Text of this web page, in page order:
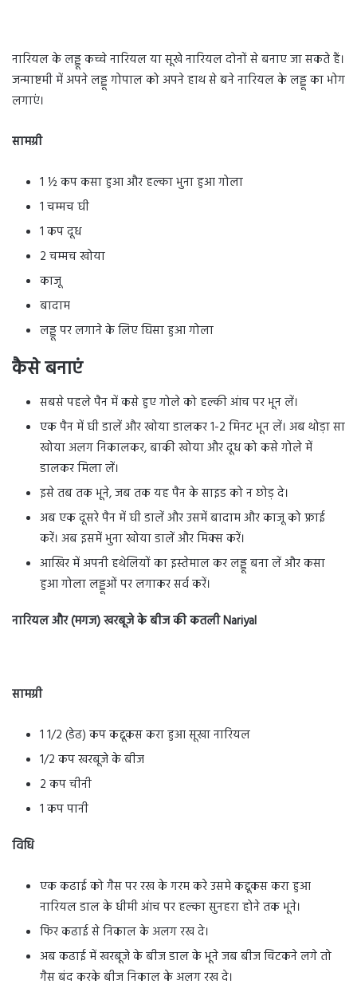
नारियल के लड्डू कच्चे नारियल या सूखे नारियल दोनों से बनाए जा सकते हैं।
जन्माष्टमी में अपने लड्डू गोपाल को अपने हाथ से बने नारियल के लड्डू का भोग
लगाएं।
सामग्री
1 ½ कप कसा हुआ और हल्का भुना हुआ गोला
1 चम्मच घी
1 कप दूध
2 चम्मच खोया
काजू
बादाम
लड्डू पर लगाने के लिए घिसा हुआ गोला
कैसे बनाएं
सबसे पहले पैन में कसे हुए गोले को हल्की आंच पर भून लें।
एक पैन में घी डालें और खोया डालकर 1-2 मिनट भून लें। अब थोड़ा सा
खोया अलग निकालकर, बाकी खोया और दूध को कसे गोले में
डालकर मिला लें।
इसे तब तक भूने, जब तक यह पैन के साइड को न छोड़ दे।
अब एक दूसरे पैन में घी डालें और उसमें बादाम और काजू को फ्राई
करें। अब इसमें भुना खोया डालें और मिक्स करें।
आखिर में अपनी हथेलियों का इस्तेमाल कर लड्डू बना लें और कसा
हुआ गोला लड्डूओं पर लगाकर सर्व करें।
नारियल और (मगज) खरबूजे के बीज की कतली Nariyal
सामग्री
1 1/2 (डेढ) कप कद्दूकस करा हुआ सूखा नारियल
1/2 कप खरबूजे के बीज
2 कप चीनी
1 कप पानी
विधि
एक कढाई को गैस पर रख के गरम करे उसमे कद्दूकस करा हुआ
नारियल डाल के धीमी आंच पर हल्का सुनहरा होने तक भूने।
फिर कढाई से निकाल के अलग रख दे।
अब कढाई में खरबूजे के बीज डाल के भूने जब बीज चिटकने लगे तो
गैस बंद करके बीज निकाल के अलग रख दे।